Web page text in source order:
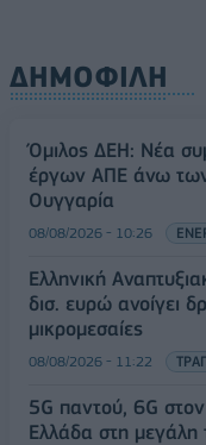
ΔΗΜΟΦΙΛΗ
Όμιλος ΔΕΗ: Νέα
έργων ΑΠΕ άνω
Ουγγαρία
08/08/2026 - 10:26
Ελληνική
δισ. ευρώ ανοίγει
μικρομεσαίες
08/08/2026 - 11:22
5G παντού, 6G
Ελλάδα στη μεγάλη